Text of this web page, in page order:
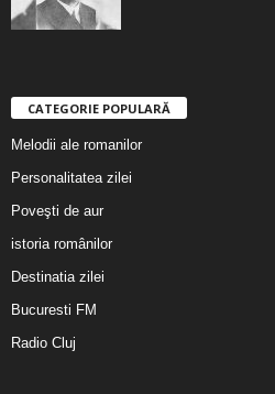
CATEGORIE POPULARĂ
Melodii ale romanilor
Personalitatea zilei
Poveşti de aur
istoria românilor
Destinatia zilei
Bucuresti FM
Radio Cluj